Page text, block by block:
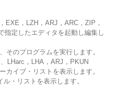
EXE，LZH，ARJ，ARC，ZIP，
指定したエディタを起動し編集し
そのプログラムを実行します。
LHarc，LHA，ARJ，PKUN
カイブ・リストを表示します。
・リストを表示します。